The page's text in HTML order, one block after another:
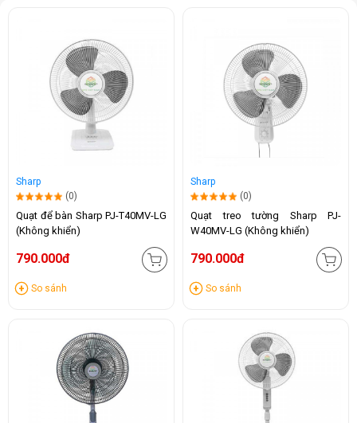
Sharp
(0)
Quạt để bàn Sharp PJ-T40MV-LG
(Không khiển)
790.000đ
So sánh
Sharp
(0)
Quạt treo tường Sharp PJ-
W40MV-LG (Không khiển)
790.000đ
So sánh